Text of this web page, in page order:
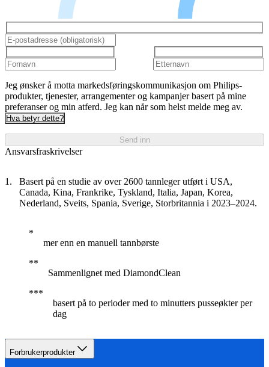
Jeg ønsker å motta markedsføringskommunikasjon om Philips-
produkter, tjenester, arrangementer og kampanjer basert på mine
preferanser og min atferd. Jeg kan når som helst melde meg av.
Hva betyr dette?
Send inn
Ansvarsfraskrivelser
Basert på en studie av over 2600 tannleger utført i USA,
Canada, Kina, Frankrike, Tyskland, Italia, Japan, Korea,
Nederland, Sveits, Spania, Sverige, Storbritannia i 2023–2024.
mer enn en manuell tannbørste
Sammenlignet med DiamondClean
basert på to perioder med to minutters pusseøkter per
dag
Forbrukerprodukter